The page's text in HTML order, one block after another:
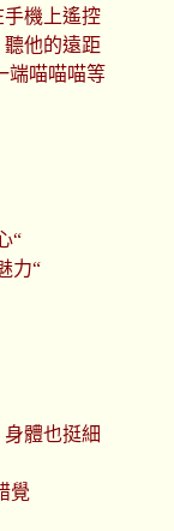
機上遙控
他的遠距
端喵喵喵等
“
力“
體也挺細
覺